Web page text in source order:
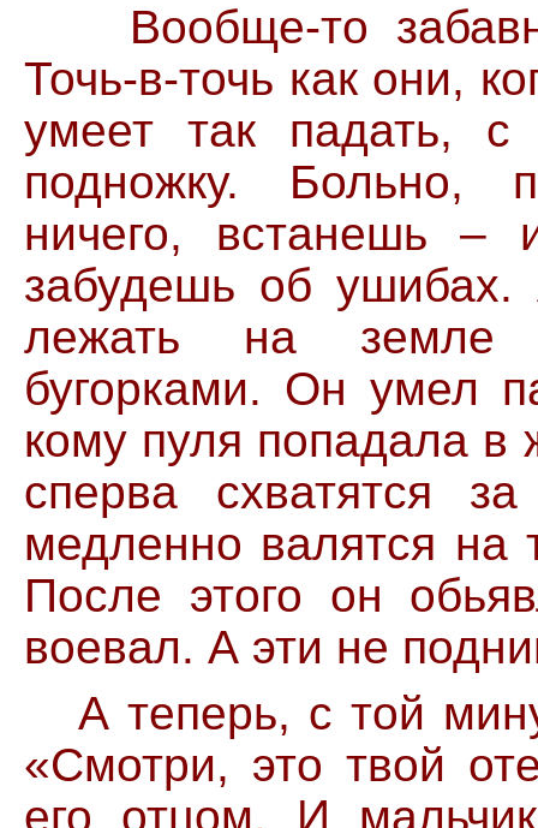
Вообще-то
Точь-в-точь как они,
умеет так падать, с
подножку. Больно,
ничего, встанешь –
забудешь об ушибах.
лежать на земле
бугорками. Он умел
кому пуля попадала в
сперва схватятся
медленно валятся на
После этого он
воевал. А эти не
А теперь, с той
«Смотри, это твой
его отцом. И